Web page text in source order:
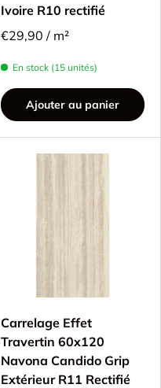
Ivoire R10 rectifié
€29,90 / m²
En stock (15 unités)
Ajouter au panier
Carrelage Effet
Travertin 60x120
Navona Candido Grip
Extérieur R11 Rectifié